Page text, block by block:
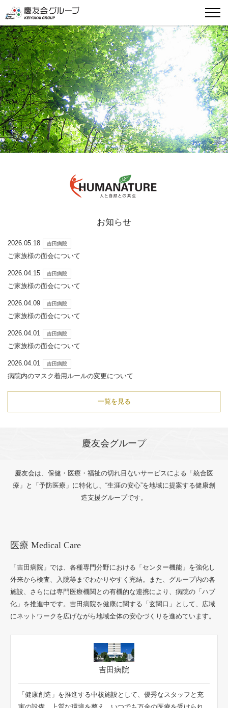
2026.05.18 吉田病院
ご家族様の面会について
2026.04.15 吉田病院
ご家族様の面会について
2026.04.09 吉田病院
ご家族様の面会について
2026.04.01 吉田病院
ご家族様の面会について
2026.04.01 吉田病院
病院内のマスク着用ルールの変更について
一覧を見る
「吉田病院」では、各種専門分野における「センター機能」を強化し
外来から検査、入院等までわかりやすく完結。また、グループ内の各
施設、さらには専門医療機関との有機的な連携により、病院の「ハブ
化」を推進中です。吉田病院を健康に関する「玄関口」として、広域
にネットワークを広げながら地域全体の安心づくりを進めています。
「健康創造」を推進する中核施設として、優秀なスタッフと充